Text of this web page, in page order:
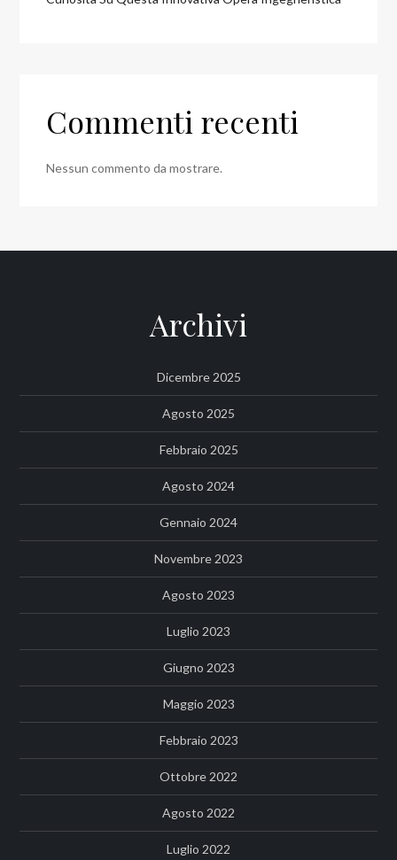
Commenti recenti
Nessun commento da mostrare.
Archivi
Dicembre 2025
Agosto 2025
Febbraio 2025
Agosto 2024
Gennaio 2024
Novembre 2023
Agosto 2023
Luglio 2023
Giugno 2023
Maggio 2023
Febbraio 2023
Ottobre 2022
Agosto 2022
Luglio 2022